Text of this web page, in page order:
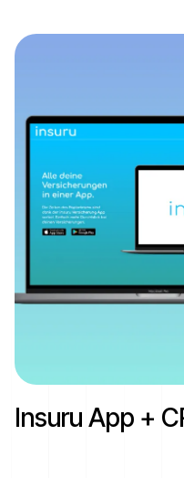
Insuru App +